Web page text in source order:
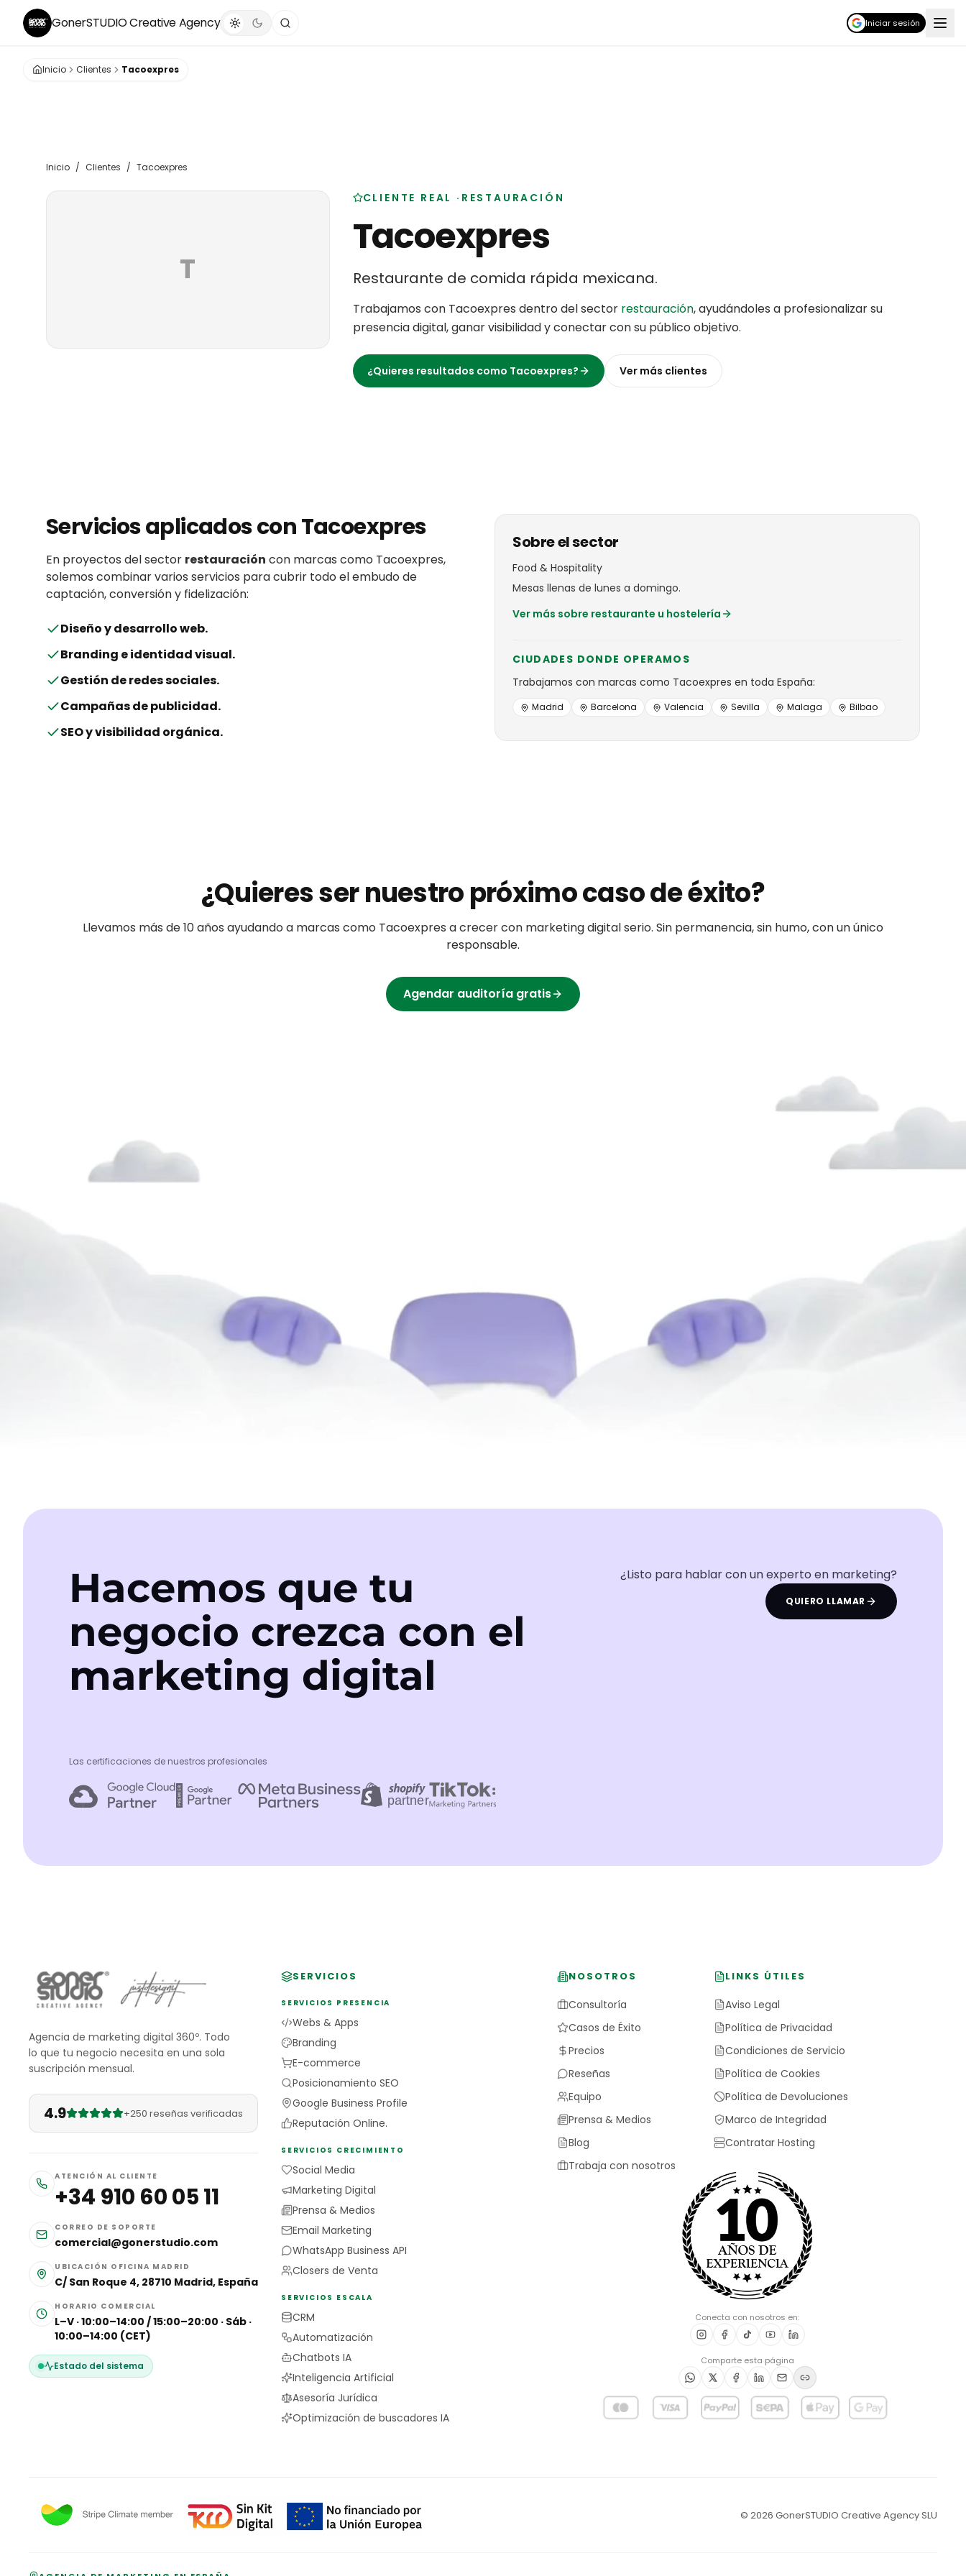
GonerSTUDIOCreative Agency Iniciar sesión
Inicio Clientes Tacoexpres
Inicio / Clientes / Tacoexpres
T
CLIENTE REAL · RESTAURACIÓN
Tacoexpres
Restaurante de comida rápida mexicana.
Trabajamos con Tacoexpres dentro del sector restauración,ayudándoles a profesionalizar su
presencia digital, ganar visibilidad y conectar con su público objetivo.
¿Quieres resultados como Tacoexpres? Ver más clientes
Servicios aplicados conTacoexpres
En proyectos del sector restauración con marcas como Tacoexpres,
solemos combinar varios servicios para cubrir todo el embudo de
captación, conversión y fidelización:
Diseño y desarrollo web.
Branding e identidad visual.
Gestión de redes sociales.
Campañas de publicidad.
SEO y visibilidad orgánica.
Sobre el sector
Food & Hospitality
Mesas llenas de lunes a domingo.
Ver más sobre restaurante u hostelería
CIUDADES DONDE OPERAMOS
Trabajamos con marcas como Tacoexpres en toda España:
Madrid Barcelona Valencia Sevilla Malaga Bilbao
¿Quieres ser nuestro próximo caso de éxito?
Llevamos más de 10 años ayudando a marcas como Tacoexpres a crecer con marketing digital serio. Sin permanencia, sin humo, con un único
responsable.
Agendar auditoría gratis
Hacemos que tu
negocio crezca con el
marketing digital
¿Listo para hablar con un experto en marketing?
QUIERO LLAMAR
Las certificaciones de nuestros profesionales
Agencia de marketing digital 360º. Todo
lo que tu negocio necesita en una sola
suscripción mensual.
4.9 +250 reseñas verificadas
ATENCIÓN AL CLIENTE
+34 910 60 05 11
CORREO DE SOPORTE
comercial@gonerstudio.com
UBICACIÓN OFICINA MADRID
C/ San Roque 4, 28710 Madrid, España
HORARIO COMERCIAL
L–V · 10:00–14:00 / 15:00–20:00 · Sáb ·
10:00–14:00 (CET)
Estado del sistema
SERVICIOS
SERVICIOS PRESENCIA
Webs & Apps
Branding
E-commerce
Posicionamiento SEO
Google Business Profile
Reputación Online.
SERVICIOS CRECIMIENTO
Social Media
Marketing Digital
Prensa & Medios
Email Marketing
WhatsApp Business API
Closers de Venta
SERVICIOS ESCALA
CRM
Automatización
Chatbots IA
Inteligencia Artificial
Asesoría Jurídica
Optimización de buscadores IA
NOSOTROS
Consultoría
Casos de Éxito
Precios
Reseñas
Equipo
Prensa & Medios
Blog
Trabaja con nosotros
LINKS ÚTILES
Aviso Legal
Política de Privacidad
Condiciones de Servicio
Política de Cookies
Política de Devoluciones
Marco de Integridad
Contratar Hosting
Conecta con nosotros en:
Comparte esta página
© 2026 GonerSTUDIO Creative Agency SLU